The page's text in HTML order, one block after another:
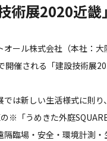
術展2020近
ール株式会社（本社：
開催される「建設技術展
は新しい生活様式に則り
※「うめきた外庭
臨場・安全・環境計測